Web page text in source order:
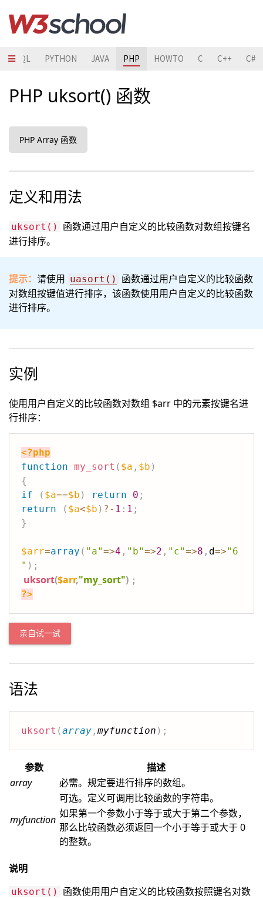
SQL PYTHON JAVA PHP HOWTO C C++ C#
PHP uksort() 函数
PHP Array 函数
定义和用法
uksort()
函数通过用户自定义的比较函数对数组按键名
进行排序。
提示： 请使用 uasort()
函数通过用户自定义的比较函数
对数组按键值进行排序，该函数使用用户自定义的比较函数
进行排序。
实例
使用用户自定义的比较函数对数组 $arr 中的元素按键名进
行排序：
<?php
function my_sort ( $a , $b )
{
if
( $a==$b ) return 0 ;
return
( $a<$b ) ? - 1 : 1 ;
}
$arr=array ( "a"=>4 , "b"=>2 , "c"=>8 , d=>"6
" ) ;
uksort($arr,"my_sort") ;
?>
亲自试一试
语法
uksort (array , myfunction ) ;
参数
描述
array
必需。规定要进行排序的数组。
myfunction
可选。定义可调用比较函数的字符串。
如果第一个参数小于等于或大于第二个参数，
那么比较函数必须返回一个小于等于或大于 0
的整数。
说明
uksort()
函数使用用户自定义的比较函数按照键名对数